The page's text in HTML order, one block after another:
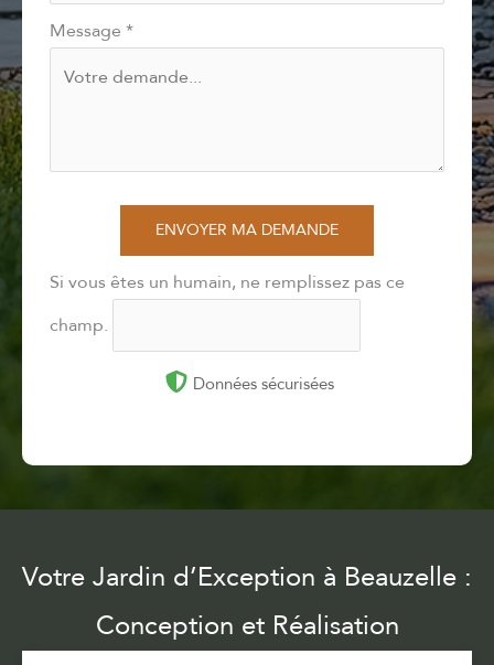
Message *
ENVOYER MA DEMANDE
Si vous êtes un humain, ne remplissez pas ce
champ.
Données sécurisées
Votre Jardin d’Exception à Beauzelle :
Conception et Réalisation